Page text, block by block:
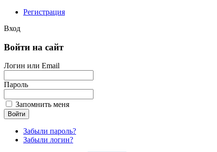
Регистрация
Вход
Войти на сайт
Логин или Email
Пароль
Запомнить меня
Забыли пароль?
Забыли логин?